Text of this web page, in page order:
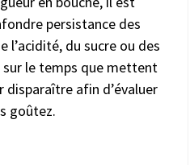
persistance des
l’acidité, du sucre ou des
sur le temps que mettent
disparaître afin d’évaluer
goûtez.